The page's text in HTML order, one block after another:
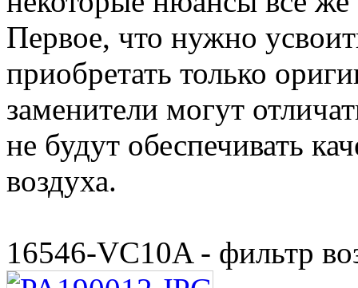
Первое, что нужно
приобретать только
заменители могут
не будут обеспечивать
воздуха.
16546-VC10A - фильтр